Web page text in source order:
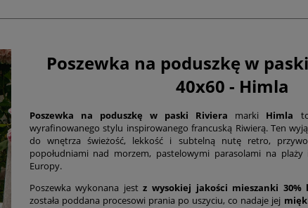
Poszewka na poduszkę w
40x60 - Himla
Poszewka na poduszkę w paski Riviera marki Himla
wyrafinowanego stylu inspirowanego francuską Riwierą. Ten
do wnętrza świeżość, lekkość i subtelną nutę retro,
popołudniami nad morzem, pastelowymi parasolami na plaży
Europy.
Poszewka wykonana jestz wysokiej jakości mieszanki 30%
została poddana procesowi prania po uszyciu, co nadaje jej